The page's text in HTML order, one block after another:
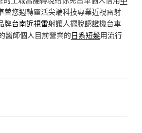
替您週轉靈活尖端科技專業近視雷射
牌台南近視雷射讓人擺脫認證機台車
醫師個人目前營業的日系短髮用流行